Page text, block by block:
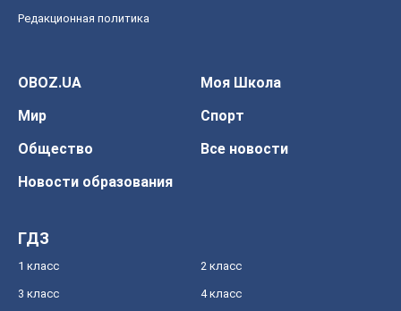
Редакционная политика
OBOZ.UA
Моя Школа
Мир
Спорт
Общество
Все новости
Новости образования
ГДЗ
1 класс 2 класс
3 класс 4 класс